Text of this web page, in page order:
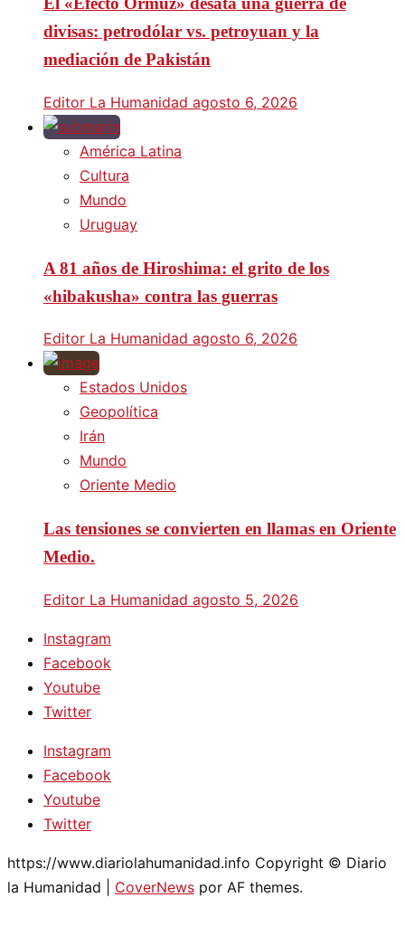
divisas: petrodólar vs. petroyuan y la
mediación de Pakistán
Editor La Humanidad agosto 6, 2026
América Latina
Cultura
Mundo
Uruguay
A 81 años de Hiroshima: el grito de los
«hibakusha» contra las guerras
Editor La Humanidad agosto 6, 2026
Estados Unidos
Geopolítica
Irán
Mundo
Oriente Medio
Las tensiones se convierten en llamas en Oriente
Medio.
Editor La Humanidad agosto 5, 2026
Instagram
Facebook
Youtube
Twitter
Instagram
Facebook
Youtube
Twitter
https://www.diariolahumanidad.info Copyright © Diario
la Humanidad
CoverNews por AF themes.